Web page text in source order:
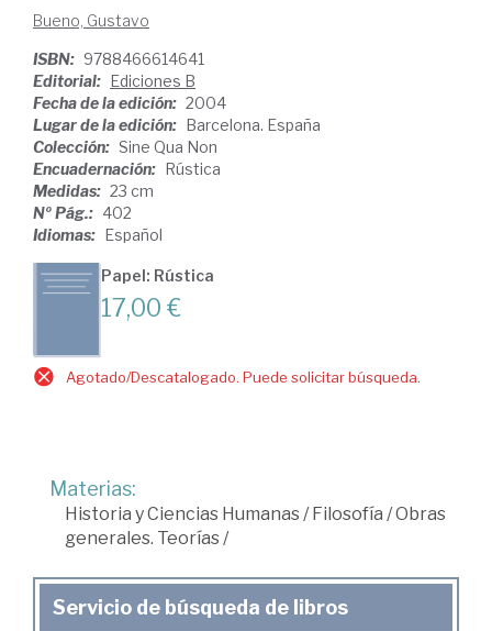
Bueno, Gustavo
ISBN: 9788466614641
Editorial: Ediciones B
Fecha de la edición: 2004
Lugar de la edición: Barcelona. España
Colección: Sine Qua Non
Encuadernación: Rústica
Medidas: 23 cm
Nº Pág.: 402
Idiomas: Español
Papel: Rústica
17,00 €
Agotado/Descatalogado. Puede solicitar búsqueda.
Materias:
Historia y Ciencias Humanas/Filosofía /Obras
generales. Teorías/
Servicio de búsqueda de libros